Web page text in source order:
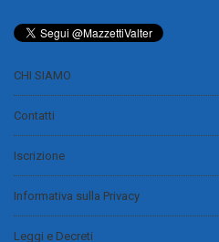
CHI SIAMO
Contatti
Iscrizione
Informativa sulla Privacy
Leggi e Decreti